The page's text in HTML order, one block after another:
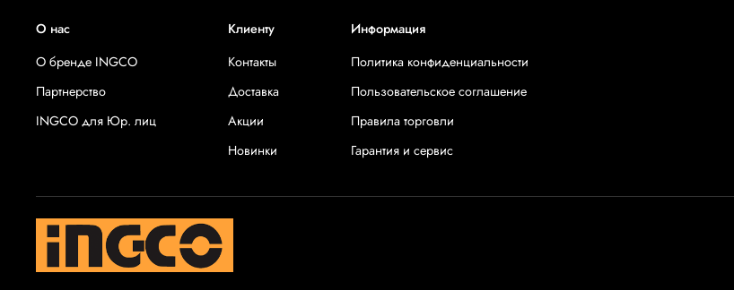
О нас
О бренде INGCO
Партнерство
INGCO для Юр. лиц
Клиенту
Контакты
Доставка
Акции
Новинки
Информация
Политика конфиденциальности
Пользовательское соглашение
Правила торговли
Гарантия и сервис